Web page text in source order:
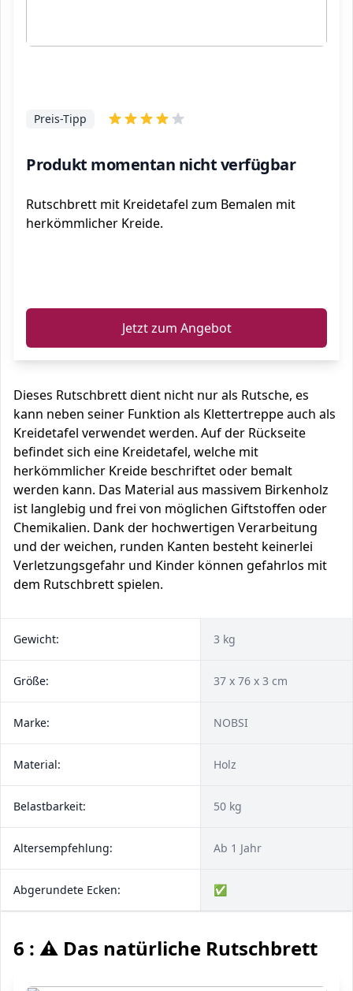
Produkt momentan nicht verfügbar
Preis-Tipp
Rutschbrett mit Kreidetafel zum Bemalen mit
herkömmlicher Kreide.
Jetzt zum Angebot
Dieses Rutschbrett dient nicht nur als Rutsche, es
kann neben seiner Funktion als Klettertreppe auch als
Kreidetafel verwendet werden. Auf der Rückseite
befindet sich eine Kreidetafel, welche mit
herkömmlicher Kreide beschriftet oder bemalt
werden kann. Das Material aus massivem Birkenholz
ist langlebig und frei von möglichen Giftstoffen oder
Chemikalien. Dank der hochwertigen Verarbeitung
und der weichen, runden Kanten besteht keinerlei
Verletzungsgefahr und Kinder können gefahrlos mit
dem Rutschbrett spielen.
Gewicht: 3 kg
Größe: 37 x 76 x 3 cm
Marke: NOBSI
Material: Holz
Belastbarkeit: 50 kg
Altersempfehlung: Ab 1 Jahr
Abgerundete Ecken: ✅
6 : ⚠️ Das natürliche Rutschbrett